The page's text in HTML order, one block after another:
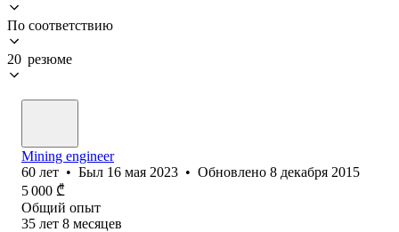
По соответствию
20 резюме
Mining engineer
60 лет • Был 16 мая 2023 • Обновлено 8 декабря 2015
5 000 ₾
Общий опыт
35 лет 8 месяцев